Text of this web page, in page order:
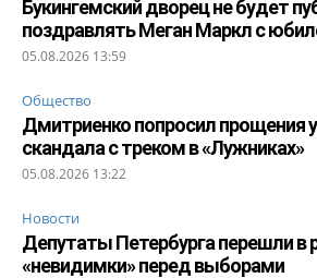
Букингемский дворец не будет
поздравлять Меган Маркл с
05.08.2026 13:59
Общество
Дмитриенко попросил прощения
скандала с треком в «Лужниках»
05.08.2026 13:22
Новости
Депутаты Петербурга перешли в
«невидимки» перед выборами